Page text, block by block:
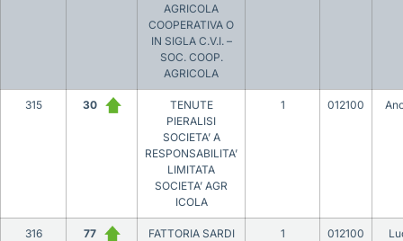
AGRICOLA
COOPERATIVA O
IN SIGLA C.V.I. –
SOC. COOP.
AGRICOLA
315 30
TENUTE
PIERALISI
SOCIETA’ A
RESPONSABILITA’
LIMITATA
SOCIETA’ AGR
ICOLA
1 012100
316 77
FATTORIA SARDI
1 012100